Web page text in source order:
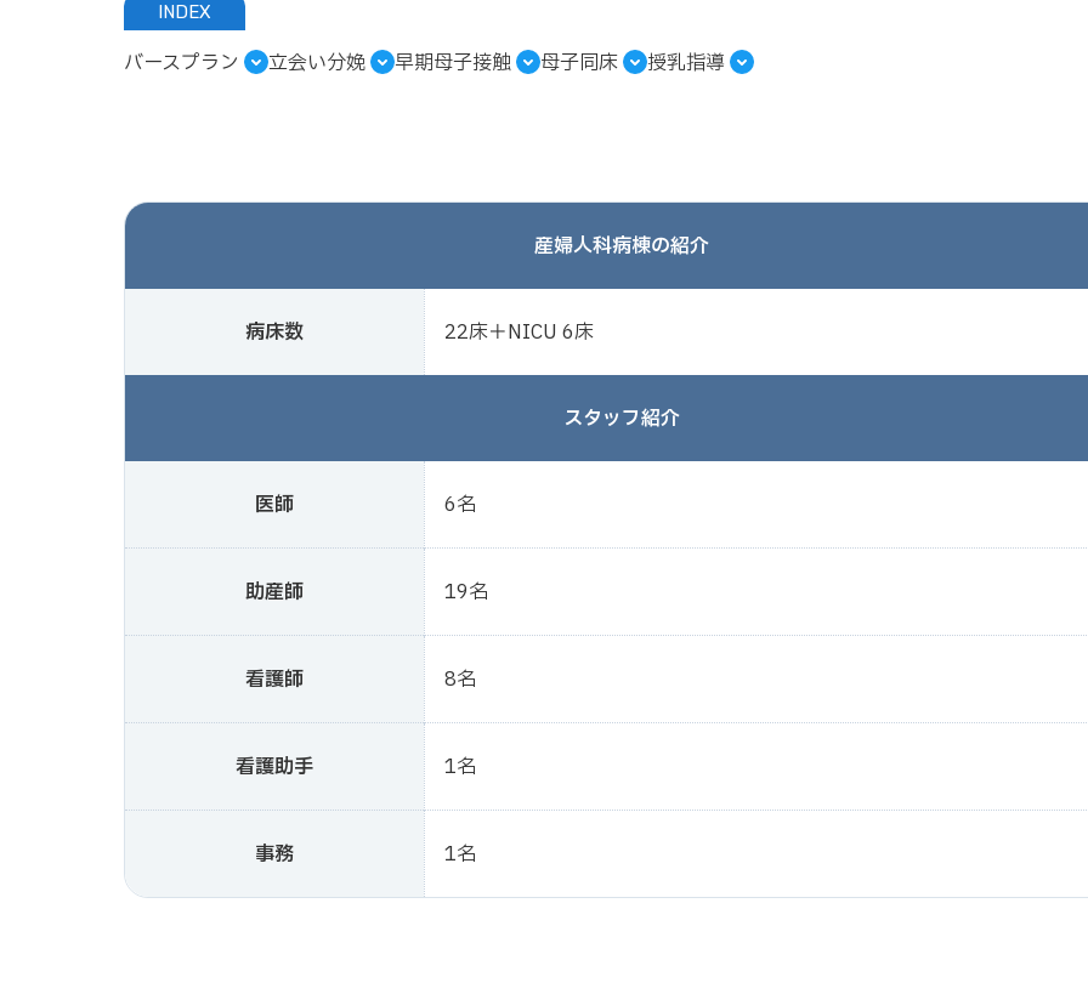
INDEX
バースプラン 立会い分娩 早期母子接触 母子同床 授乳指導
産婦人科病棟の紹介
病床数 22床＋NICU 6床
スタッフ紹介
医師 6名
助産師 19名
看護師 8名
看護助手 1名
事務 1名